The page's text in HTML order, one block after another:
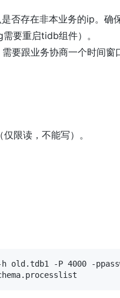
存在非本业务的ip。确
要重启tidb组件）。
要跟业务协商一个时间窗
限读，不能写）。
-P 4000 -